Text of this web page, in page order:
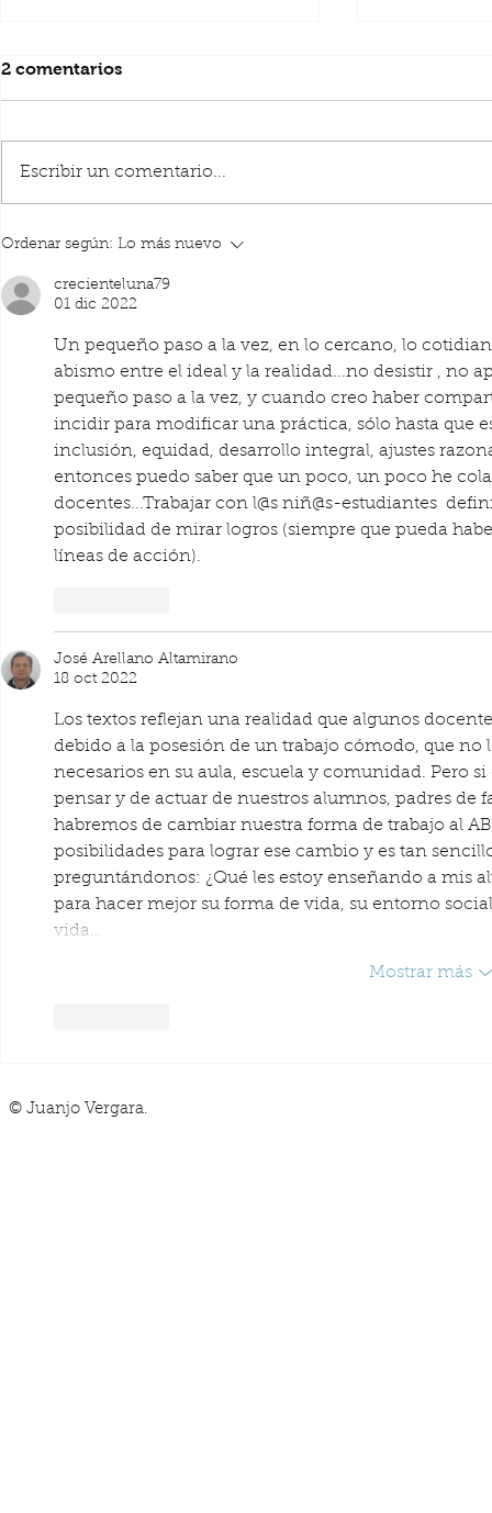
Por qué hablan de los cinco
sentidos si al menos hay
ocho? Educar con sentido.
2 comentarios
Escribir un comentario...
Ordenar según: Lo más nuevo
crecienteluna79
01 dic 2022
Un pequeño paso a la vez, en lo cercano, lo
abismo entre el ideal y la realidad...no desistir , no
pequeño paso a la vez, y cuando creo haber
incidir para modificar una práctica, sólo hasta que
inclusión, equidad, desarrollo integral, ajustes
entonces puedo saber que un poco, un poco he
docentes...Trabajar con l@s niñ@s-estudiantes
posibilidad de mirar logros (siempre que pueda
líneas de acción).
José Arellano Altamirano
18 oct 2022
Los textos reflejan una realidad que algunos
debido a la posesión de un trabajo cómodo, que
necesarios en su aula, escuela y comunidad. Pero
pensar y de actuar de nuestros alumnos, padres
habremos de cambiar nuestra forma de trabajo al
posibilidades para lograr ese cambio y es tan
preguntándonos: ¿Qué les estoy enseñando a mis
para hacer mejor su forma de vida, su entorno
vida…
Mostrar más
© Juanjo Vergara.